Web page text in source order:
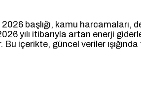
2026 başlığı, kamu
yılı itibarıyla artan enerji
Bu içerikte, güncel veriler